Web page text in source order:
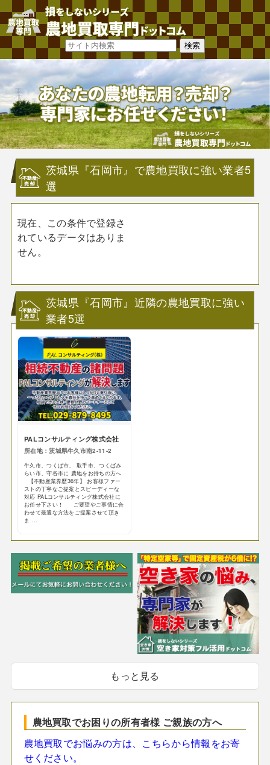
茨城県『石岡市』で農地買取に強い業者5
選
現在、この条件で登録さ
れているデータはありま
せん。
茨城県『石岡市』近隣の農地買取に強い
業者5選
PALコンサルティング株式会社
所在地：茨城県牛久市南2-11-2
牛久市、つくば市、 取手市、つくばみ
らい市、守谷市に 農地をお持ちの方へ
【不動産業界歴36年】 お客様ファー
ストの丁寧なご提案とスピーディーな
対応 PALコンサルティング株式会社に
お任せ下さい！ ご要望やご事情に合
わせて最適な方法をご提案させて頂き
ま ...
もっと見る
農地買取でお困りの所有者様 ご親族の方へ
農地買取でお悩みの方は、こちらから情報をお寄
せください。